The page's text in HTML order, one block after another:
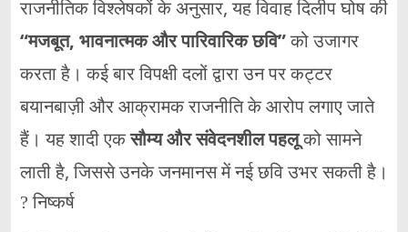
राजनीतिक विश्लेषकों के अनुसार, यह विवाह दिलीप घोष की
“मजबूत, भावनात्मक और पारिवारिक छवि”को उजागर
करता है। कई बार विपक्षी दलों द्वारा उन पर कट्टर
बयानबाज़ी और आक्रामक राजनीति के आरोप लगाए जाते
हैं। यह शादी एकसौम्य और संवेदनशील पहलूको सामने
लाती है, जिससे उनके जनमानस में नई छवि उभर सकती है।
? निष्कर्ष